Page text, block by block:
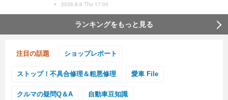
2026.8.6 Thu 17:00
ランキングをもっと見る
注目の話題 ショップレポート
ストップ！不具合修理＆粗悪修理 愛車 File
クルマの疑問Q＆A 自動車豆知識